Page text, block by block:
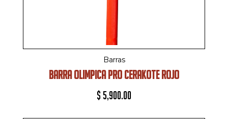
Barras
BARRA OLIMPICA PRO CERAKOTE ROJO
$ 5,900.00